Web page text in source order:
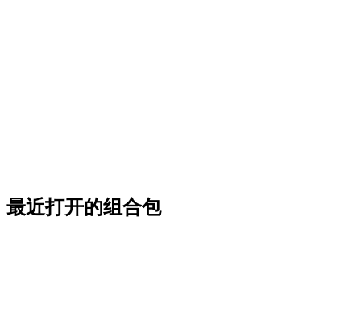
最近打开的组合包